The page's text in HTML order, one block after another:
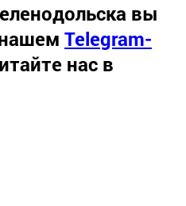
вы
Telegram-
нас в